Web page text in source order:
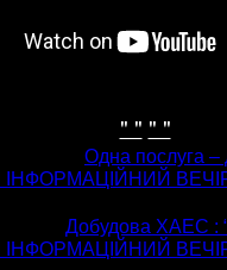
" " " "
Одна послуга –
ВЕЧІР
Добудова ХАЕС :
ВЕЧІР